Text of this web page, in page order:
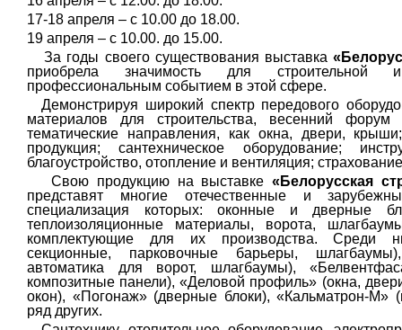
17-18 апреля – с 10.00 до 18.00.
19 апреля – с 10.00. до 15.00.
За годы своего существования выставка
приобрела значимость для строительной
профессиональным событием в этой сфере.
Демонстрируя широкий спектр передового
материалов для строительства, весенний форум
тематические направления, как окна, двери,
продукция; сантехническое оборудование;
благоустройство, отопление и вентиляция;
Свою продукцию на выставке«Белорусская
представят многие отечественные и
специализация которых: оконные и дверные
теплоизоляционные материалы, ворота,
комплектующие для их производства. Среди
секционные, парковочные барьеры,
автоматика для ворот, шлагбаумы),
композитные панели),«Деловой профиль» (окна,
окон), «Погонаж» (дверные блоки), «Кальматрон-М»
ряд других.